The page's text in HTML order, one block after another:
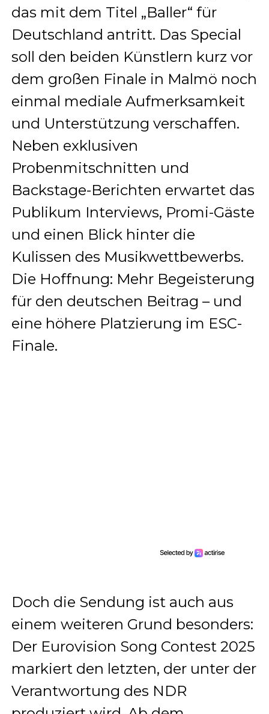
das mit dem Titel „Baller“ für
Deutschland antritt. Das Special
soll den beiden Künstlern kurz vor
dem großen Finale in Malmö noch
einmal mediale Aufmerksamkeit
und Unterstützung verschaffen.
Neben exklusiven
Probenmitschnitten und
Backstage-Berichten erwartet das
Publikum Interviews, Promi-Gäste
und einen Blick hinter die
Kulissen des Musikwettbewerbs.
Die Hoffnung: Mehr Begeisterung
für den deutschen Beitrag – und
eine höhere Platzierung im ESC-
Finale.
Doch die Sendung ist auch aus
einem weiteren Grund besonders:
Der Eurovision Song Contest 2025
markiert den letzten, der unter der
Verantwortung des NDR